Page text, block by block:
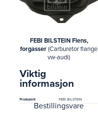
FEBI BILSTEIN Flens,
forgasser(Carburetor flange
vw-audi)
Viktig
informasjon
Produsent FEBI BILSTEIN
Bestillingsvare